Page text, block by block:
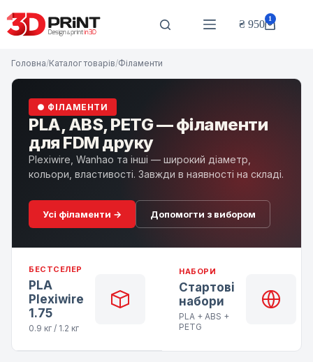
до
вмісту
Кошик
₴ 950 1
Головна/Каталог товарів/Філаменти
● ФІЛАМЕНТИ
PLA, ABS, PETG — філаменти
для FDM друку
Plexiwire, Wanhao та інші — широкий діаметр,
кольори, властивості. Завжди в наявності на складі.
Усі філаменти → Допомогти з вибором
БЕСТСЕЛЕР
PLA
Plexiwire
1.75
0.9 кг / 1.2 кг
НАБОРИ
Стартові
набори
PLA + ABS +
PETG